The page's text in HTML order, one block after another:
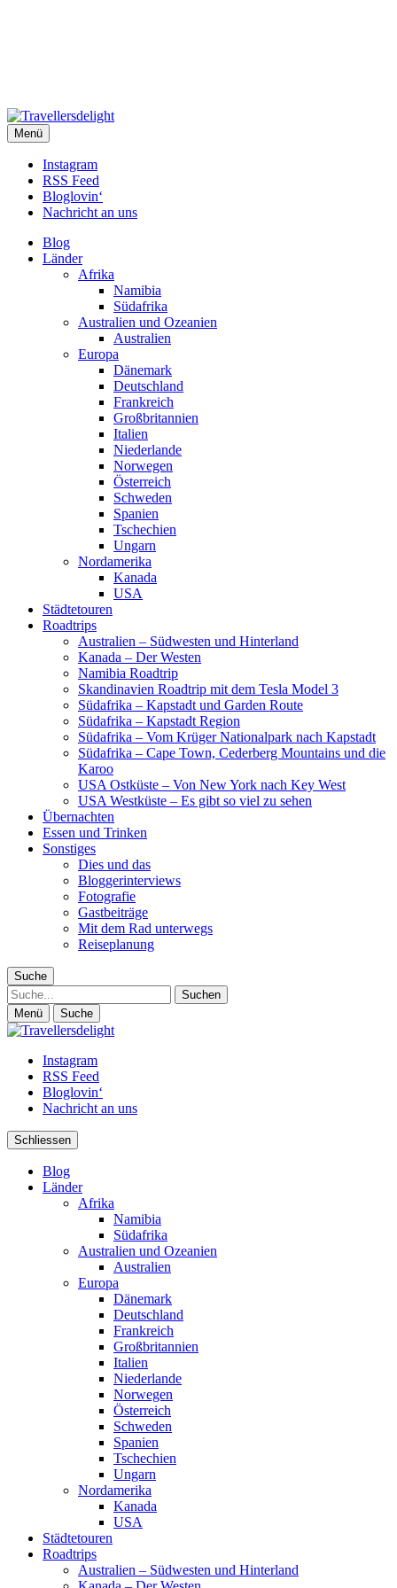
Travellersdelight
TRAVEL – LIVESTYLE – PHOTOGRAPHY
Menü
Instagram
RSS Feed
Bloglovin‘
Nachricht an uns
Blog
Länder
Afrika
Namibia
Südafrika
Australien und Ozeanien
Australien
Europa
Dänemark
Deutschland
Frankreich
Großbritannien
Italien
Niederlande
Norwegen
Österreich
Schweden
Spanien
Tschechien
Ungarn
Nordamerika
Kanada
USA
Städtetouren
Roadtrips
Australien – Südwesten und Hinterland
Kanada – Der Westen
Namibia Roadtrip
Skandinavien Roadtrip mit dem Tesla Model 3
Südafrika – Kapstadt und Garden Route
Südafrika – Kapstadt Region
Südafrika – Vom Krüger Nationalpark nach Kapstadt
Südafrika – Cape Town, Cederberg Mountains und die
Karoo
USA Ostküste – Von New York nach Key West
USA Westküste – Es gibt so viel zu sehen
Übernachten
Essen und Trinken
Sonstiges
Dies und das
Bloggerinterviews
Fotografie
Gastbeiträge
Mit dem Rad unterwegs
Reiseplanung
Suche
Suche
Menü Suche
Instagram
RSS Feed
Bloglovin‘
Nachricht an uns
Schliessen
Blog
Länder
Afrika
Namibia
Südafrika
Australien und Ozeanien
Australien
Europa
Dänemark
Deutschland
Frankreich
Großbritannien
Italien
Niederlande
Norwegen
Österreich
Schweden
Spanien
Tschechien
Ungarn
Nordamerika
Kanada
USA
Städtetouren
Roadtrips
Australien – Südwesten und Hinterland